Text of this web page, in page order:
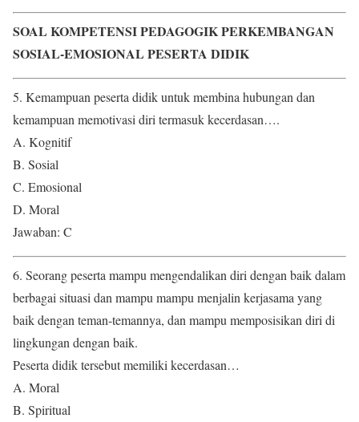
SOAL KOMPETENSI PEDAGOGIK PERKEMBANGAN
SOSIAL-EMOSIONAL PESERTA DIDIK
5. Kemampuan peserta didik untuk membina hubungan dan
kemampuan memotivasi diri termasuk kecerdasan….
A. Kognitif
B. Sosial
C. Emosional
D. Moral
Jawaban: C
6. Seorang peserta mampu mengendalikan diri dengan baik dalam
berbagai situasi dan mampu mampu menjalin kerjasama yang
baik dengan teman-temannya, dan mampu memposisikan diri di
lingkungan dengan baik.
Peserta didik tersebut memiliki kecerdasan…
A. Moral
B. Spiritual